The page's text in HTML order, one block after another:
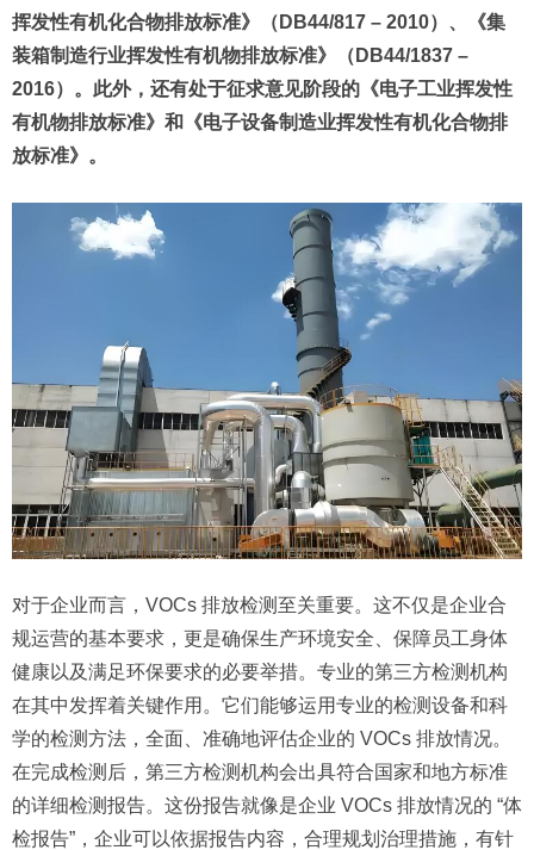
挥发性有机化合物排放标准》（DB44/817 – 2010）、《集
装箱制造行业挥发性有机物排放标准》（DB44/1837 –
2016）。此外，还有处于征求意见阶段的《电子工业挥发性
有机物排放标准》和《电子设备制造业挥发性有机化合物排
放标准》。
对于企业而言，VOCs 排放检测至关重要。这不仅是企业合
规运营的基本要求，更是确保生产环境安全、保障员工身体
健康以及满足环保要求的必要举措。专业的第三方检测机构
在其中发挥着关键作用。它们能够运用专业的检测设备和科
学的检测方法，全面、准确地评估企业的 VOCs 排放情况。
在完成检测后，第三方检测机构会出具符合国家和地方标准
的详细检测报告。这份报告就像是企业 VOCs 排放情况的 “体
检报告”，企业可以依据报告内容，合理规划治理措施，有针